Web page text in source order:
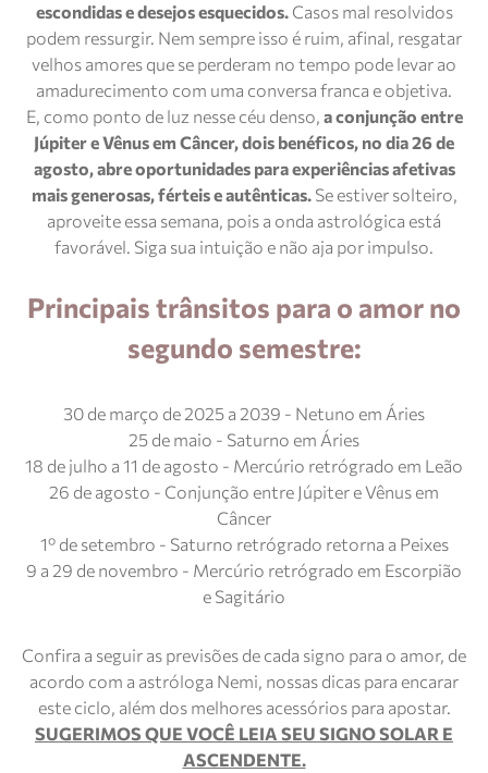
escondidas e desejos esquecidos.Casos mal resolvidos
podem ressurgir. Nem sempre isso é ruim, afinal, resgatar
velhos amores que se perderam no tempo pode levar ao
amadurecimento com uma conversa franca e objetiva.
E, como ponto de luz nesse céu denso, a conjunção entre
Júpiter e Vênus em Câncer, dois benéficos, no dia 26 de
agosto, abre oportunidades para experiências afetivas
mais generosas, férteis e autênticas.Se estiver solteiro,
aproveite essa semana, pois a onda astrológica está
favorável. Siga sua intuição e não aja por impulso.
Principais trânsitos para o amor no
segundo semestre:
30 de março de 2025 a 2039 - Netuno em Áries
25 de maio - Saturno em Áries
18 de julho a 11 de agosto - Mercúrio retrógrado em Leão
26 de agosto - Conjunção entre Júpiter e Vênus em
Câncer
1º de setembro - Saturno retrógrado retorna a Peixes
9 a 29 de novembro - Mercúrio retrógrado em Escorpião
e Sagitário
Confira a seguir as previsões de cada signo para o amor, de
acordo com a astróloga Nemi, nossas dicas para encarar
este ciclo, além dos melhores acessórios para apostar.
SUGERIMOS QUE VOCÊ LEIA SEU SIGNO SOLAR E
ASCENDENTE.